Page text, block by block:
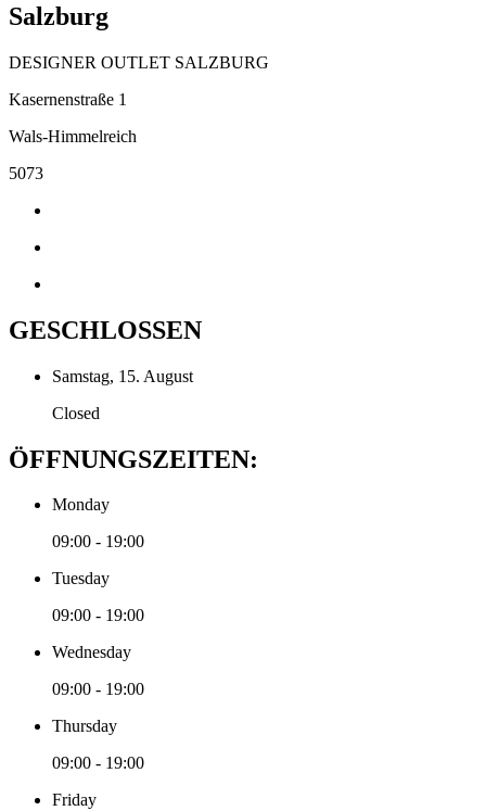
Salzburg
DESIGNER OUTLET SALZBURG
Kasernenstraße 1
Wals-Himmelreich
5073
GESCHLOSSEN
Samstag, 15. August
Closed
ÖFFNUNGSZEITEN:
Monday
09:00 - 19:00
Tuesday
09:00 - 19:00
Wednesday
09:00 - 19:00
Thursday
09:00 - 19:00
Friday